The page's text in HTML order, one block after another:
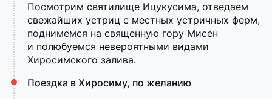
Посмотрим святилище Ицукусима, отведаем
свежайших устриц с местных устричных ферм,
поднимемся на священную гору Мисен
и полюбуемся невероятными видами
Хиросимского залива.
Поездка в Хиросиму, по желанию